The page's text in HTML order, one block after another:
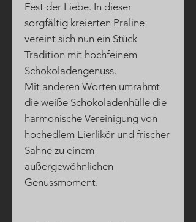
Fest der Liebe. In dieser
sorgfältig kreierten Praline
vereint sich nun ein Stück
Tradition mit hochfeinem
Schokoladengenuss.
Mit anderen Worten umrahmt
die weiße Schokoladenhülle die
harmonische Vereinigung von
hochedlem Eierlikör und frischer
Sahne zu einem
außergewöhnlichen
Genussmoment.